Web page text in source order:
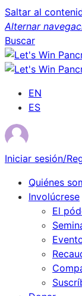
Saltar al
Alternar
Buscar
EN
ES
Iniciar sesión/
Quiénes
Involúcrese
El